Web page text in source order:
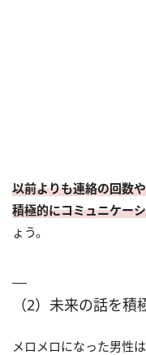
以前よりも連絡の回数
積極的にコミュニケー
ょう。
（2）未来の話を積
メロメロになった男性は